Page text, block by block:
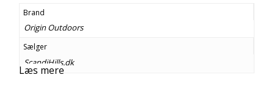
Brand
Origin Outdoors
Sælger
ScandiHills.dk
Læs mere